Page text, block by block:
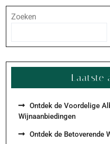
Zoeken
Laatste
Ontdek de Voordelige
Wijnaanbiedingen
Ontdek de Betoverende